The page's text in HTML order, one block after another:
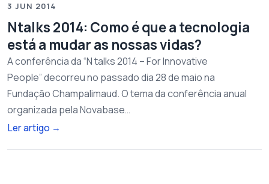
3 JUN 2014
Ntalks 2014: Como é que a tecnologia
está a mudar as nossas vidas?
A conferência da “N talks 2014 – For Innovative
People” decorreu no passado dia 28 de maio na
Fundação Champalimaud. O tema da conferência anual
organizada pela Novabase…
Ler artigo →